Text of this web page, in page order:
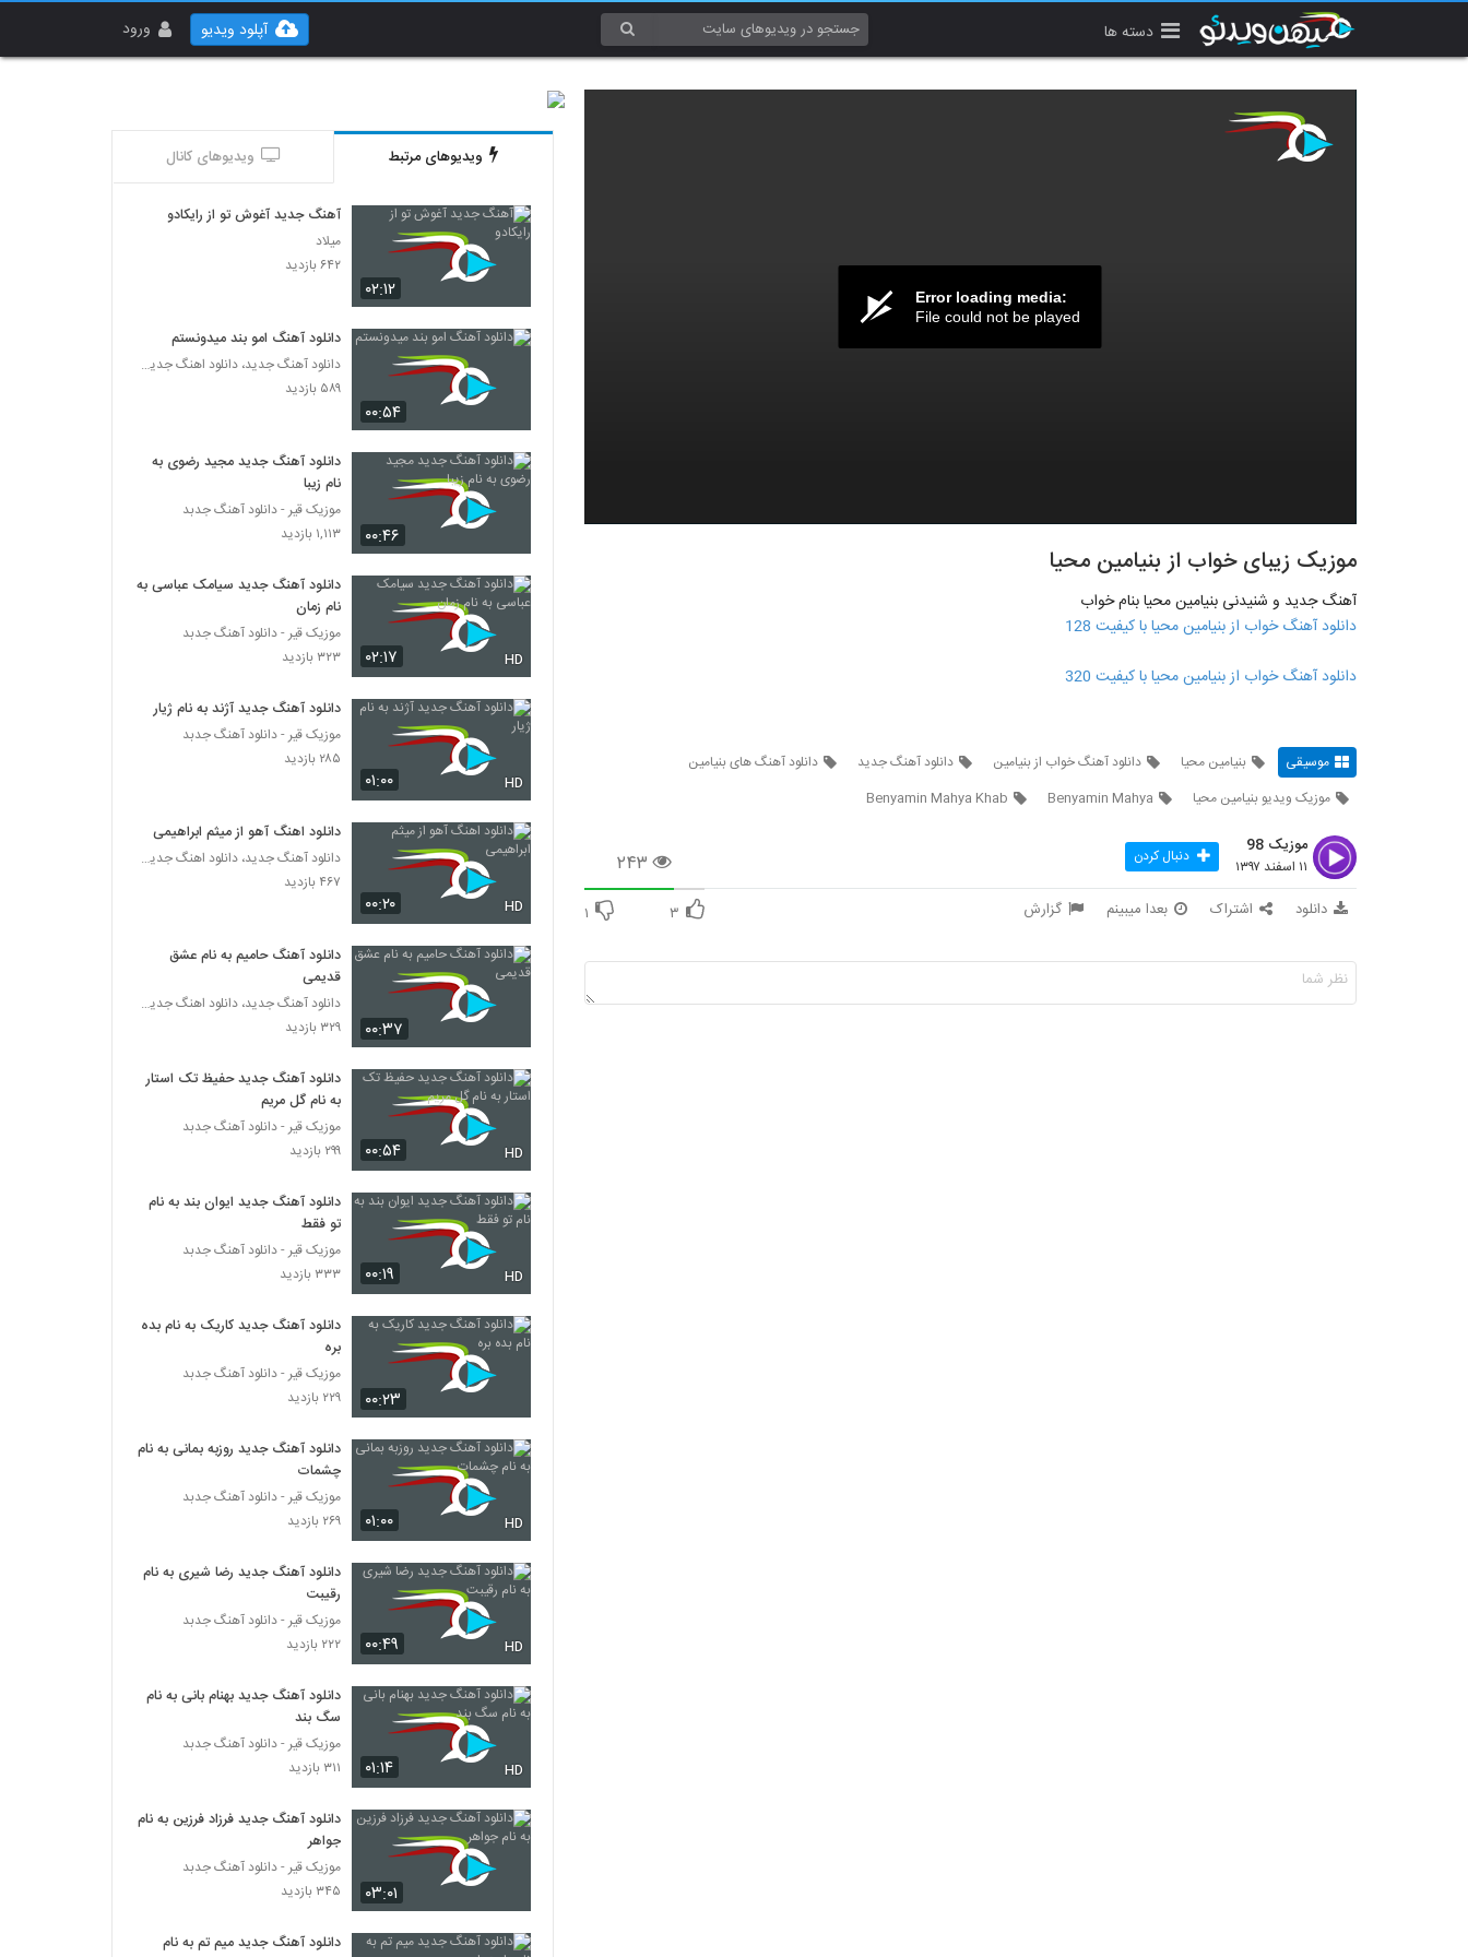
دسته ها ورود آپلود ویدیو
Error loading media:
File could not be played
موزیک زیبای خواب از بنیامین محیا
آهنگ جدید و شنیدنی بنیامین محیا بنام خواب
دانلود آهنگ خواب از بنیامین محیا با کیفیت 128
دانلود آهنگ خواب از بنیامین محیا با کیفیت 320
موسیقی بنیامین محیا دانلود آهنگ خواب از بنیامین دانلود آهنگ جدید
دانلود آهنگ های بنیامین
موزیک ویدیو بنیامین محیا
Benyamin Mahya
Benyamin Mahya Khab
۲۴۳
موزیک 98
۱۱ اسفند ۱۳۹۷ دنبال کردن
دانلود اشتراک بعدا میبینم گزارش ۳ ۱
ویدیوهای مرتبط ویدیوهای کانال
۰۲:۱۲
آهنگ جدید آغوش تو از رایکادو
میلاد
۶۴۲ بازدید
۰۰:۵۴
دانلود آهنگ امو بند میدونستم
دانلود آهنگ جدید، دانلود اهنگ جدید ایرانی
۵۸۹ بازدید
۰۰:۴۶
دانلود آهنگ جدید مجید رضوی به
نام زیبا
موزیک قیر - دانلود آهنگ جدبد
۱,۱۱۳ بازدید
۰۲:۱۷ HD
دانلود آهنگ جدید سیامک عباسی به
نام زمان
موزیک قیر - دانلود آهنگ جدبد
۳۲۳ بازدید
۰۱:۰۰ HD
دانلود آهنگ جدید آژند به نام ژیار
موزیک قیر - دانلود آهنگ جدبد
۲۸۵ بازدید
۰۰:۲۰ HD
دانلود اهنگ آهو از میثم ابراهیمی
دانلود آهنگ جدید، دانلود اهنگ جدید ایرانی
۴۶۷ بازدید
۰۰:۳۷
دانلود آهنگ حامیم به نام عشق
قدیمی
دانلود آهنگ جدید، دانلود اهنگ جدید ایرانی
۳۲۹ بازدید
۰۰:۵۴ HD
دانلود آهنگ جدید حفیظ تک استار
به نام گل مریم
موزیک قیر - دانلود آهنگ جدبد
۲۹۹ بازدید
۰۰:۱۹ HD
دانلود آهنگ جدید ایوان بند به نام
تو فقط
موزیک قیر - دانلود آهنگ جدبد
۳۳۳ بازدید
۰۰:۲۳
دانلود آهنگ جدید کاریک به نام بده
بره
موزیک قیر - دانلود آهنگ جدبد
۲۲۹ بازدید
۰۱:۰۰ HD
دانلود آهنگ جدید روزبه بمانی به نام
چشمات
موزیک قیر - دانلود آهنگ جدبد
۲۶۹ بازدید
۰۰:۴۹ HD
دانلود آهنگ جدید رضا شیری به نام
رقیبت
موزیک قیر - دانلود آهنگ جدبد
۲۲۲ بازدید
۰۱:۱۴ HD
دانلود آهنگ جدید بهنام بانی به نام
سگ بند
موزیک قیر - دانلود آهنگ جدبد
۳۱۱ بازدید
۰۳:۰۱
دانلود آهنگ جدید فرزاد فرزین به نام
جواهر
موزیک قیر - دانلود آهنگ جدبد
۳۴۵ بازدید
دانلود آهنگ جدید میم تم به نام